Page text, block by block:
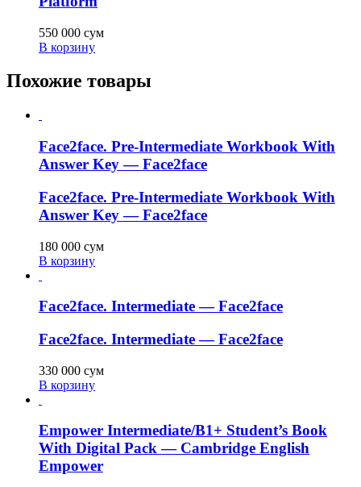
550 000 сум
В корзину
Похожие товары
Face2face. Pre-Intermediate Workbook With
Answer Key — Face2face
Face2face. Pre-Intermediate Workbook With
Answer Key — Face2face
180 000 сум
В корзину
Face2face. Intermediate — Face2face
Face2face. Intermediate — Face2face
330 000 сум
В корзину
Empower Intermediate/B1+ Student’s Book
With Digital Pack — Cambridge English
Empower